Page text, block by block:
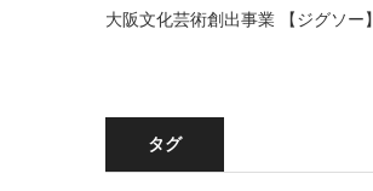
大阪文化芸術創出事業 【ジグソー】
タグ